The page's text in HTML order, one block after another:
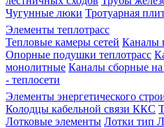
Чугунные люки Тротуарная
Элементы теплотрасс
Тепловые камеры сетей Каналы
Опорные подушки теплотрасс
монолитные Каналы сборные на
- теплосети
Элементы энергетического
Колодцы кабельной связи ККС
Лотковые элементы Лотки тип